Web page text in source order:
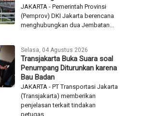
JAKARTA - Pemerintah Provinsi
(Pemprov) DKI Jakarta berencana
menghubungkan dua Jembatan...
Selasa, 04 Agustus 2026
Transjakarta Buka Suara soal
Penumpang Diturunkan karena
Bau Badan
JAKARTA - PT Transportasi Jakarta
(Transjakarta) memberikan
penjelasan terkait tindakan
petugas...